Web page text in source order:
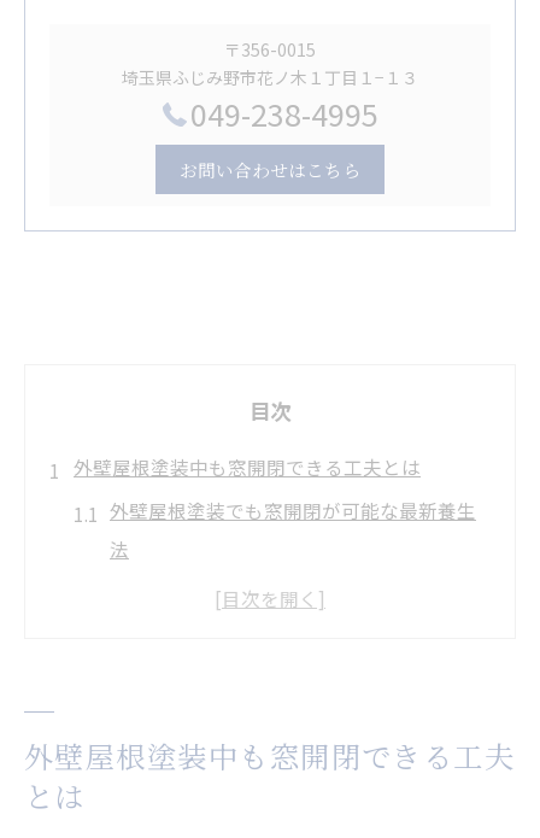
〒356-0015
埼玉県ふじみ野市花ノ木１丁目１−１３
049-238-4995
お問い合わせはこちら
目次
外壁屋根塗装中も窓開閉できる工夫とは
外壁屋根塗装でも窓開閉が可能な最新養生
法
塗装中も快適に過ごせる窓開閉のポイント
響
外壁屋根塗装中も窓開閉できる工夫
とは